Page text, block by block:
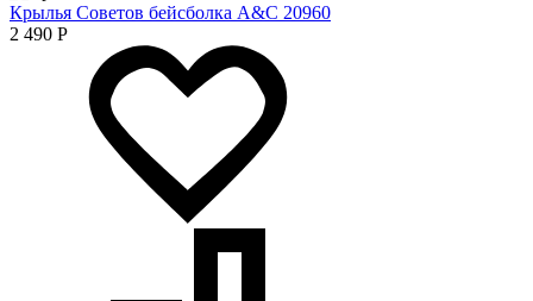
Крылья Советов бейсболка A&C 20960
2 490 Р